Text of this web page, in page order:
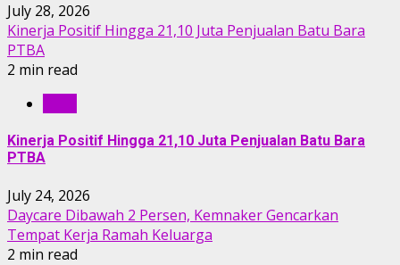
July 28, 2026
Kinerja Positif Hingga 21,10 Juta Penjualan Batu Bara
PTBA
2 min read
Kinerja Positif Hingga 21,10 Juta Penjualan Batu Bara
PTBA
July 24, 2026
Daycare Dibawah 2 Persen, Kemnaker Gencarkan
Tempat Kerja Ramah Keluarga
2 min read